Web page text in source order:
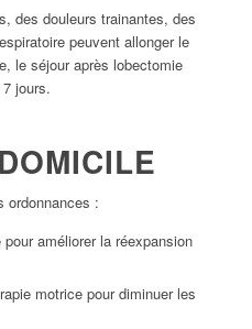
des douleurs trainantes, des
peuvent allonger le
le séjour après lobectomie
jours.
ordonnances :
améliorer la réexpansion
motrice pour diminuer les